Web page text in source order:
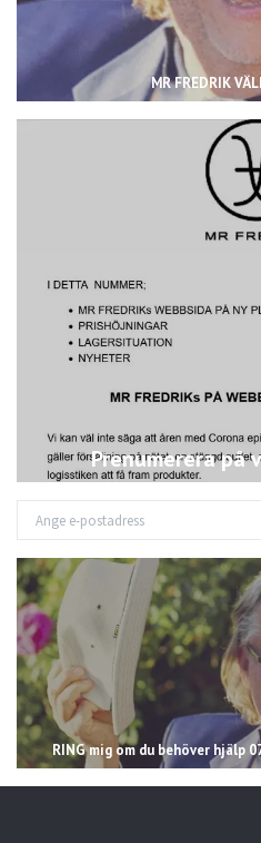
MR FREDRIK
Prenumerera på
RING mig om du behöver hjälp